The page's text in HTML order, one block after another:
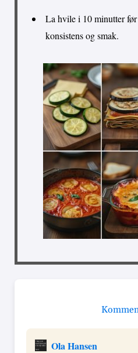
La hvile i 10 minutter
konsistens og smak.
Ola Hansen